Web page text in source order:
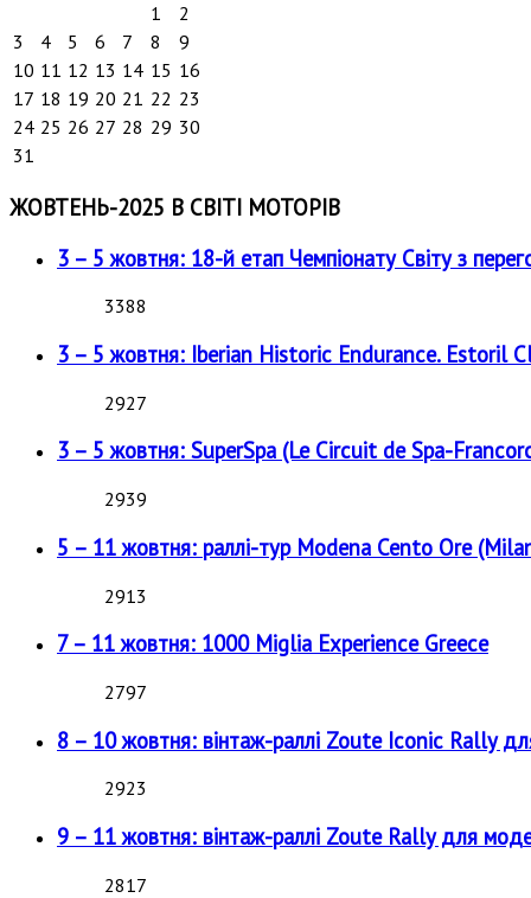
1
2
3
4 5 6 7 8
9
10 11 12 13 14 15 16
17 18 19 20 21 22 23
24 25 26 27 28 29 30
31
ЖОВТЕНЬ-2025 В СВІТІ МОТОРІВ
3 – 5 жовтня: 18-й етап Чемпіонату Світу з
3388
3 – 5 жовтня: Iberian Historic Endurance. Estoril
2927
3 – 5 жовтня: SuperSpa (Le Circuit de Spa-
2939
5 – 11 жовтня: раллі-тур Modena Cento Ore
2913
7 – 11 жовтня: 1000 Miglia Experience Greece
2797
8 – 10 жовтня: вінтаж-раллі Zoute Iconic Rally
2923
9 – 11 жовтня: вінтаж-раллі Zoute Rally для
2817